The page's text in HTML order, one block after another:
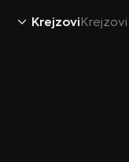
Krejzovi